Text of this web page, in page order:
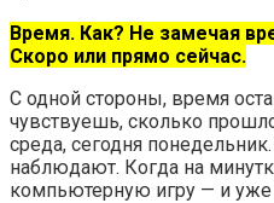
Время. Как? Не замечая
Скоро или прямо сейчас.
С одной стороны, время
чувствуешь, сколько
среда, сегодня
наблюдают. Когда на
компьютерную игру — и уже